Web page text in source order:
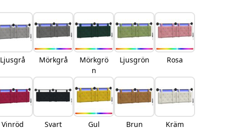
Ljusgrå Mörkgrå
Mörkgrö
n
Ljusgrön Rosa
Vinröd Svart Gul Brun Kräm